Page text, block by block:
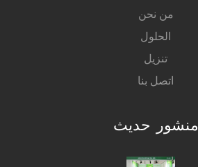
من نحن
الحلول
تنزيل
اتصل بنا
منشور حديث